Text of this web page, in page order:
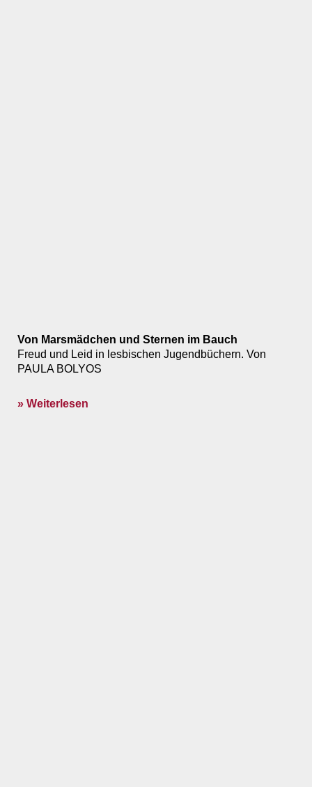
Von Marsmädchen und Sternen im Bauch
Freud und Leid in lesbischen Jugendbüchern. Von
PAULA BOLYOS
» Weiterlesen